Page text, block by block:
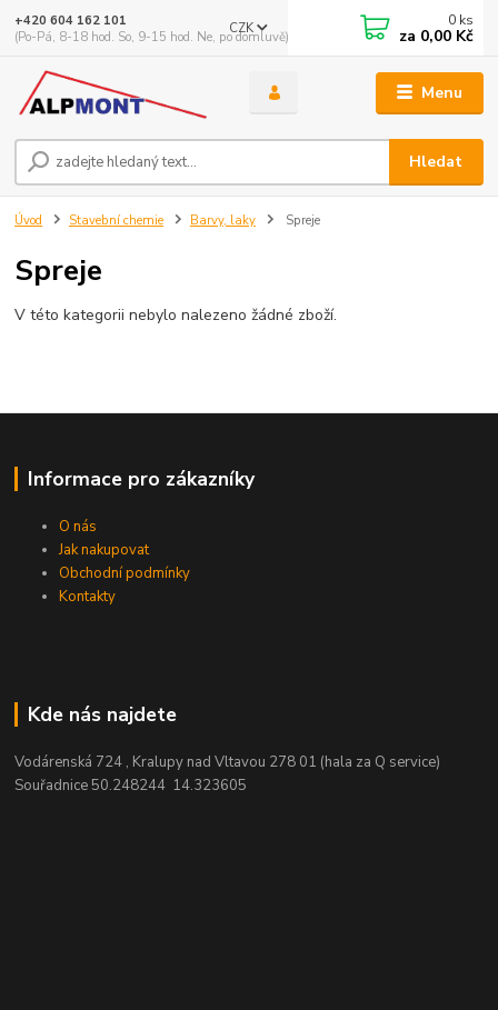
Menu
CZK
Hledat
+420 604 162 101
(Po-Pá, 8-18 hod. So, 9-15 hod. Ne, po domluvě)
0 ks
za 0,00 Kč
Úvod Stavební chemie Barvy, laky Spreje
Spreje
V této kategorii nebylo nalezeno žádné zboží.
Informace pro zákazníky
O nás
Jak nakupovat
Obchodní podmínky
Kontakty
Kde nás najdete
Vodárenská 724 , Kralupy nad Vltavou 278 01 (hala za Q service)
Souřadnice 50.248244 14.323605